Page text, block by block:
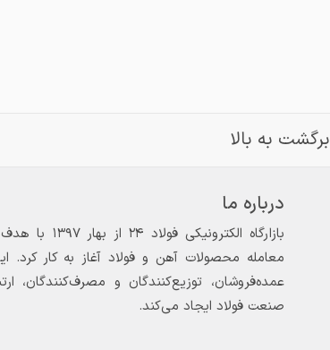
برگشت به بالا
درباره ما
بازارگاه
معامله محصولات آهن و فولاد آغاز به کار کرد.
عمده‌فروشان، توزیع‌کنندگان و مصرف‌کنندگان،
صنعت فولاد ایجاد می‌کند.